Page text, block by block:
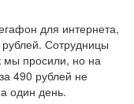
для интернета,
рублей. Сотрудницы
мы просили, но на
490 рублей не
один день.